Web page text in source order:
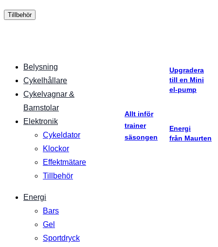
Tillbehör
Belysning
Cykelhållare
Cykelvagnar &
Barnstolar
Elektronik
Cykeldator
Klockor
Effektmätare
Tillbehör
Energi
Bars
Gel
Sportdryck
Allt inför
trainer
säsongen
Upgradera
till en Mini
el-pump
Energi
från Maurten